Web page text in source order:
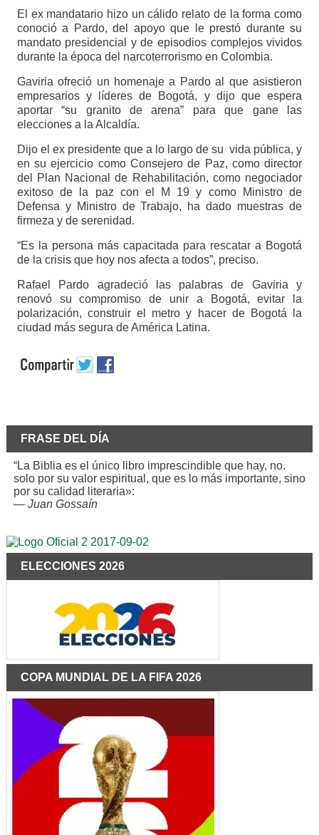
El ex mandatario hizo un cálido relato de la forma como
conoció a Pardo, del apoyo que le prestó durante su
mandato presidencial y de episodios complejos vividos
durante la época del narcoterrorismo en Colombia.
Gaviria ofreció un homenaje a Pardo al que asistieron
empresarios y líderes de Bogotá, y dijo que espera
aportar “su granito de arena” para que gane las
elecciones a la Alcaldía.
Dijo el ex presidente que a lo largo de su vida pública, y
en su ejercicio como Consejero de Paz, como director
del Plan Nacional de Rehabilitación, como negociador
exitoso de la paz con el M 19 y como Ministro de
Defensa y Ministro de Trabajo, ha dado muestras de
firmeza y de serenidad.
“Es la persona más capacitada para rescatar a Bogotá
de la crisis que hoy nos afecta a todos”, preciso.
Rafael Pardo agradeció las palabras de Gaviria y
renovó su compromiso de unir a Bogotá, evitar la
polarización, construir el metro y hacer de Bogotá la
ciudad más segura de América Latina.
FRASE DEL DÍA
“La Biblia es el único libro imprescindible que hay, no.
solo por su valor espiritual, que es lo más importante, sino
por su calidad literaria»:
— Juan Gossaín
ELECCIONES 2026
COPA MUNDIAL DE LA FIFA 2026